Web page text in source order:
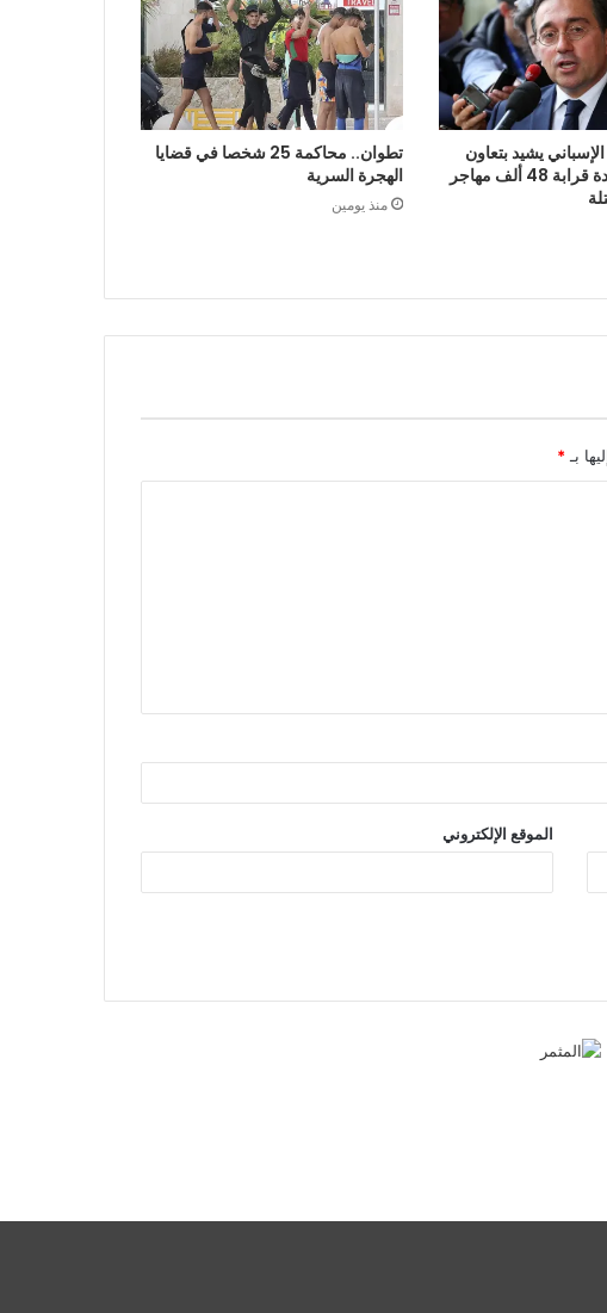
يشيد بتعاون
الرباط في إعادة قرابة 48 ألف مهاجر
تطوان.. محاكمة 25 شخصا في قضايا
الهجرة السرية
منذ يومين
بـ *
الموقع الإلكتروني